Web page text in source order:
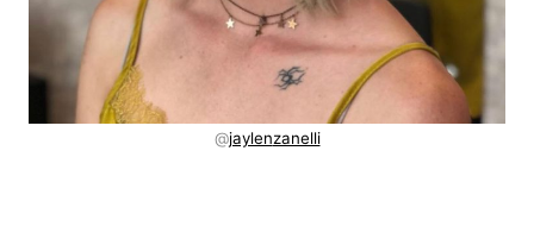
@jaylenzanelli